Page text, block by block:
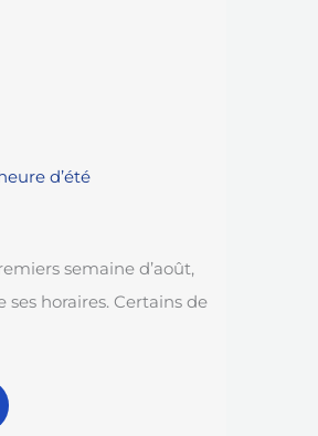
d’été
semaine d’août,
ses horaires. Certains de